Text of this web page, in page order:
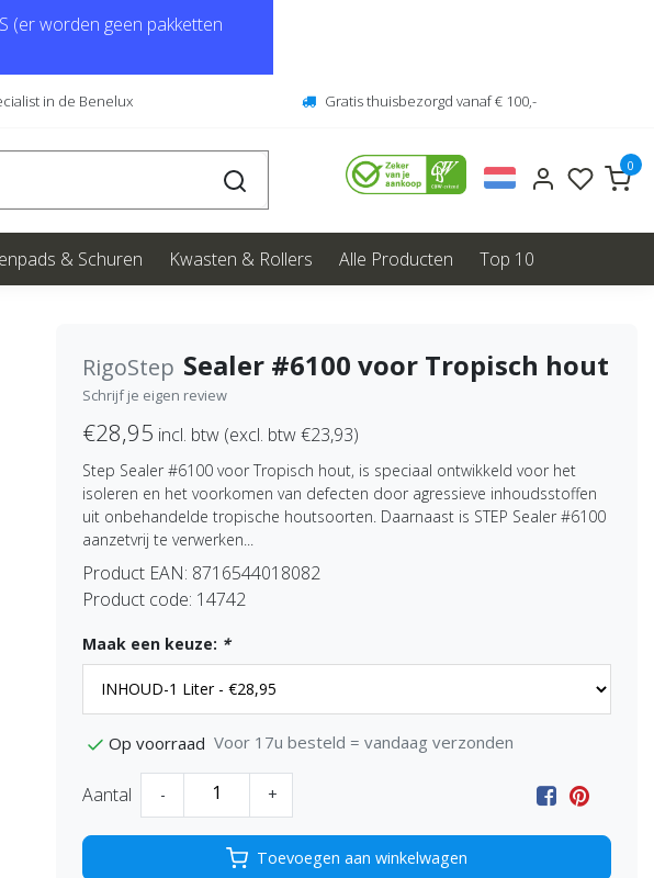
(er worden geen pakketten
in de Benelux Gratis thuisbezorgd vanaf € 100,-
0
& Schuren Kwasten & Rollers Alle Producten Top 10
RigoStep Sealer #6100 voor Tropisch hout
Schrijf je eigen review
€28,95 incl. btw (excl. btw €23,93)
Step Sealer #6100 voor Tropisch hout, is speciaal ontwikkeld voor het
isoleren en het voorkomen van defecten door agressieve inhoudsstoffen
uit onbehandelde tropische houtsoorten. Daarnaast is STEP Sealer #6100
aanzetvrij te verwerken...
Product EAN: 8716544018082
Product code: 14742
Maak een keuze: *
Op voorraad Voor 17u besteld = vandaag verzonden
Aantal - +
Toevoegen aan winkelwagen